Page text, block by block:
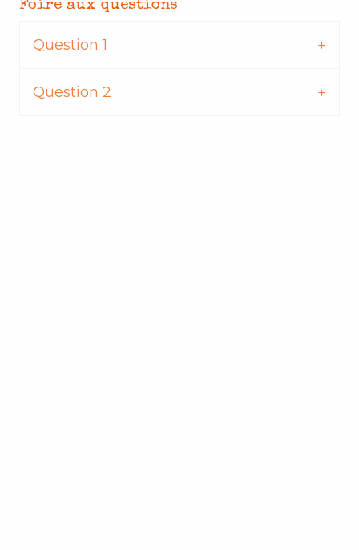
Foire aux questions
Question 1
Question 2